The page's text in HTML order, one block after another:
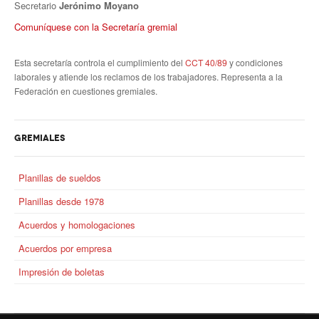
Secretaría de actas
Secretario Tesorero
Secretaría de Obra Social
Secretaría Administrativa
Secretaría de Organización
Secretaría de Coord. Política
Secretario Jerónimo Moyano
Comuníquese con la Secretaría gremial
Esta secretaría controla el cumplimiento del CCT 40/89y condiciones
laborales y atiende los reclamos de los trabajadores. Representa a la
Federación en cuestiones gremiales.
GREMIALES
Planillas de sueldos
Planillas desde 1978
Acuerdos y homologaciones
Acuerdos por empresa
Impresión de boletas